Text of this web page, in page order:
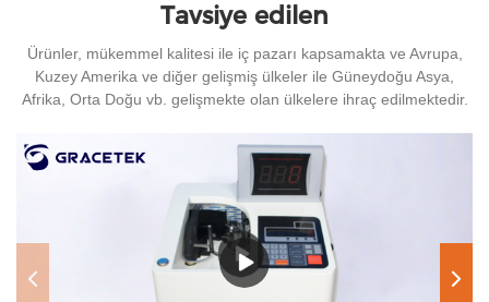
Tavsiye edilen
Ürünler, mükemmel kalitesi ile iç pazarı kapsamakta ve Avrupa,
Kuzey Amerika ve diğer gelişmiş ülkeler ile Güneydoğu Asya,
Afrika, Orta Doğu vb. gelişmekte olan ülkelere ihraç edilmektedir.